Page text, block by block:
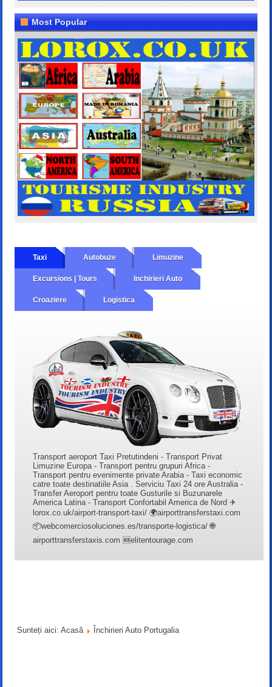
Most Popular
Taxi Autobuze Limuzine
Excursions | Tours Inchirieri Auto
Croaziere Logistica
Transport aeroport Taxi Pretutindeni - Transport Privat
Limuzine Europa - Transport pentru grupuri Africa -
Transport pentru evenimente private Arabia - Taxi economic
catre toate destinatiile Asia . Serviciu Taxi 24 ore Australia -
Transfer Aeroport pentru toate Gusturile si Buzunarele
America Latina - Transport Confortabil America de Nord ✈
lorox.co.uk/airport-transport-taxi/ 🌍airporttransferstaxi.com
📦webcomerciosoluciones.es/transporte-logistica/ 🌐
airporttransferstaxis.com 🆕elitentourage.com
Sunteți aici:Acasă Închirieri Auto Portugalia